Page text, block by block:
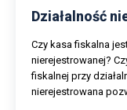
Działalność
Czy kasa fiskalna
nierejestrowanej?
fiskalnej przy działalności
nierejestrowana